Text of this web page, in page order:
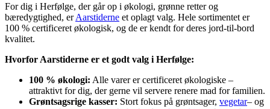
For dig i Herfølge, der går op i økologi, grønne retter og
bæredygtighed, erAarstiderne et oplagt valg. Hele sortimentet er
100 % certificeret økologisk, og de er kendt for deres jord-til-bord
kvalitet.
Hvorfor Aarstiderne er et godt valg i Herfølge:
100 % økologi: Alle varer er certificeret økologiske –
attraktivt for dig, der gerne vil servere renere mad for familien.
Grøntsagsrige kasser: Stort fokus på grøntsager, vegetar– og